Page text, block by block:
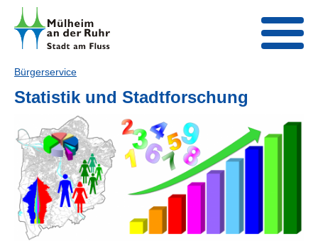
Bürgerservice
Statistik und Stadtforschung